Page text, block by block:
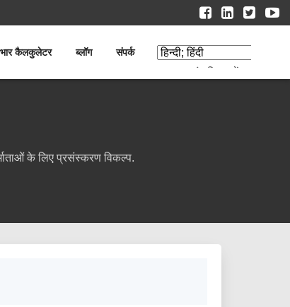
भार कैलकुलेटर ब्लॉग संपर्क
के लिए प्रसंस्करण विकल्प.